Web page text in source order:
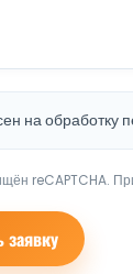
на
reCAPTCHA.
заявку